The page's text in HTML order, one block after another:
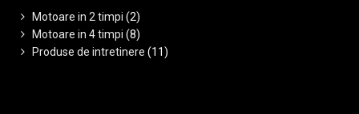
Motoare in 2 timpi (2)
Motoare in 4 timpi (8)
Produse de intretinere (11)